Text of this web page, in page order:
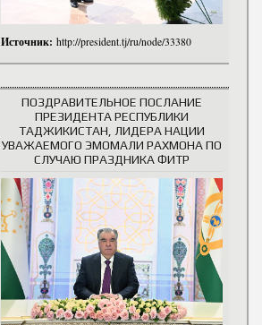
Источник: http://president.tj/ru/node/33380
ПОЗДРАВИТЕЛЬНОЕ ПОСЛАНИЕ
ПРЕЗИДЕНТА РЕСПУБЛИКИ
ТАДЖИКИСТАН, ЛИДЕРА НАЦИИ
УВАЖАЕМОГО ЭМОМАЛИ РАХМОНА ПО
СЛУЧАЮ ПРАЗДНИКА ФИТР